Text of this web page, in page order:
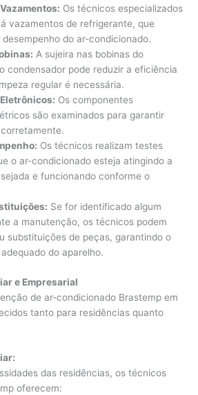
Os técnicos especializados
vazamentos de refrigerante, que
do ar-condicionado.
A sujeira nas bobinas do
condensador pode reduzir a eficiência
regular é necessária.
Os componentes
são examinados para garantir
Os técnicos realizam testes
o ar-condicionado esteja atingindo a
e funcionando conforme o
Se for identificado algum
a manutenção, os técnicos podem
substituições de peças, garantindo o
do aparelho.
e Empresarial
de ar-condicionado Brastemp em
tanto para residências quanto
das residências, os técnicos
oferecem: